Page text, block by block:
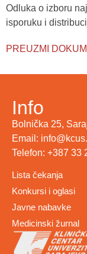
Odluka o izboru
isporuku i
PREUZMI
Info
Bolnička 25,
Email:
Telefon: +387 33
Lista čekanja
Konkursi i oglasi
Javne nabavke
Medicinski žurnal